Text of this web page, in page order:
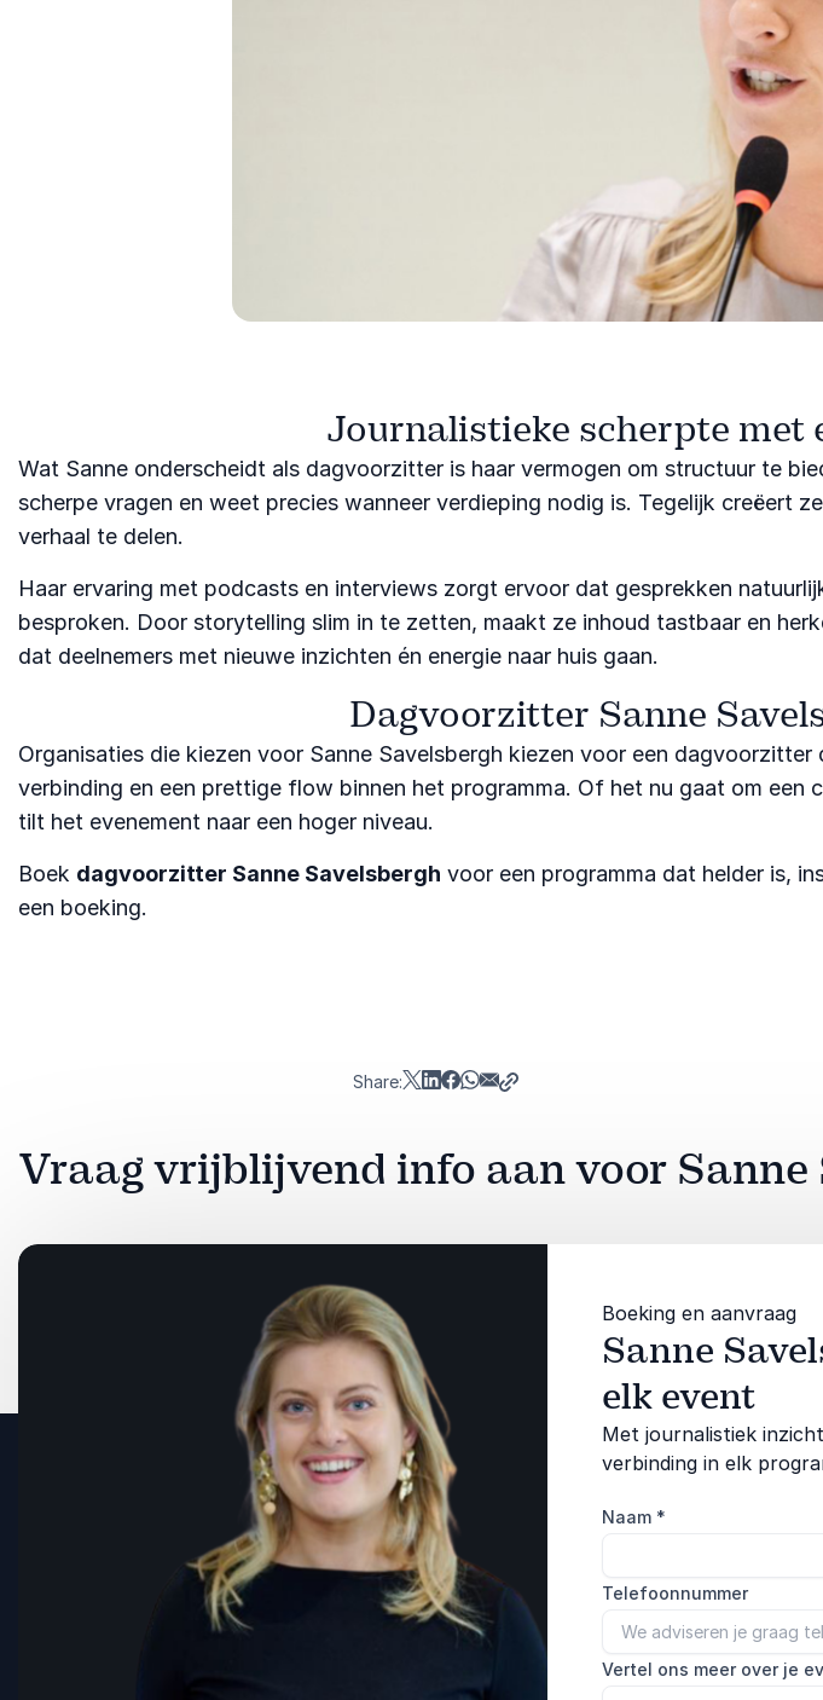
Journalistieke scherpte met
Wat Sanne onderscheidt als dagvoorzitter is haar vermogen om structuur te
scherpe vragen en weet precies wanneer verdieping nodig is. Tegelijk creëert
verhaal te delen.
Haar ervaring met podcasts en interviews zorgt ervoor dat gesprekken
besproken. Door storytelling slim in te zetten, maakt ze inhoud tastbaar en
dat deelnemers met nieuwe inzichten én energie naar huis gaan.
Dagvoorzitter Sanne
Organisaties die kiezen voor Sanne Savelsbergh kiezen voor een
verbinding en een prettige flow binnen het programma. Of het nu gaat om
tilt het evenement naar een hoger niveau.
Boek dagvoorzitter Sanne Savelsbergh voor een programma dat helder is,
een boeking.
Share:
Vraag vrijblijvend info aan voor Sanne
Boeking en aanvraag
Sanne
elk event
Met journalistiek
verbinding in elk
Naam *
Telefoonnummer
Vertel ons meer over je